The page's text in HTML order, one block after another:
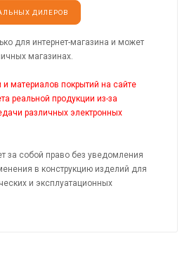
ДИЛЕРОВ
для интернет-магазина и может
магазинах.
материалов покрытий на сайте
реальной продукции из-за
различных электронных
за собой право без уведомления
в конструкцию изделий для
и эксплуатационных